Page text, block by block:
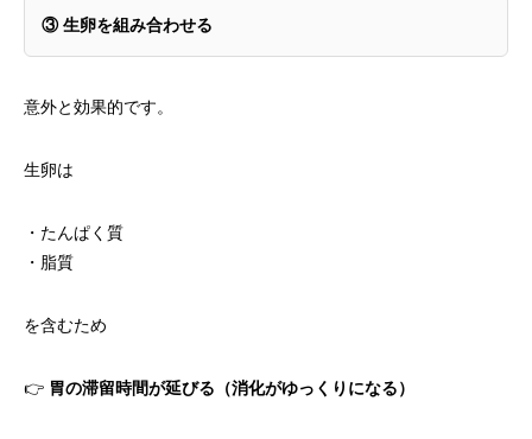
③生卵を組み合わせる
意外と効果的です。
生卵は
・たんぱく質
・脂質
を含むため
👉 胃の滞留時間が延びる（消化がゆっくりになる）